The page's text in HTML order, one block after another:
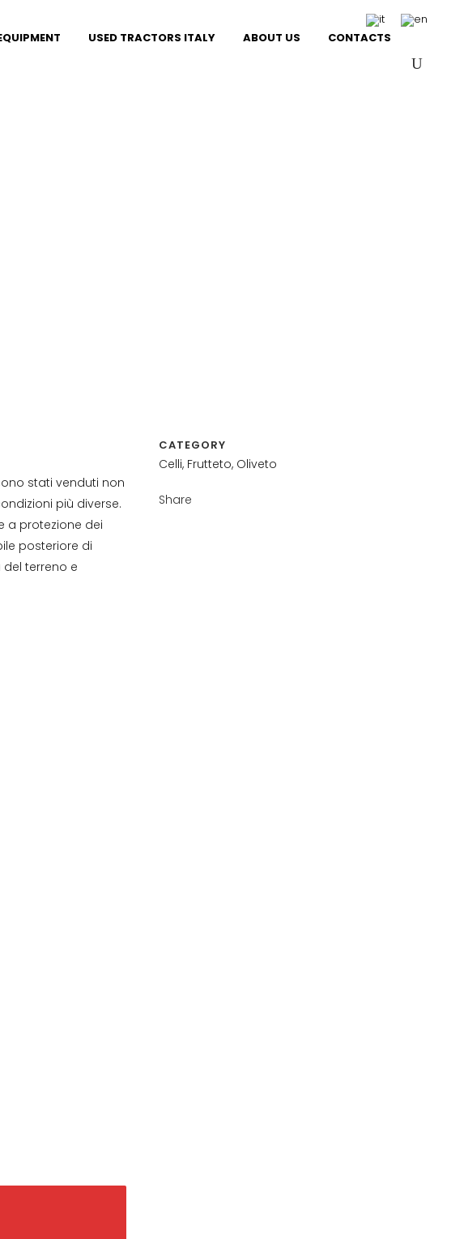
USED TRACTORS ITALY ABOUT US CONTACTS
stati venduti non
più diverse.
a protezione dei
posteriore di
terreno e
CATEGORY
Celli, Frutteto, Oliveto
Share